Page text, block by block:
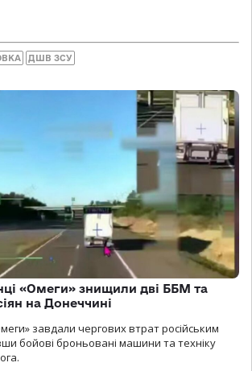
ДШВ ЗСУ
«Омеги» знищили дві ББМ та
на Донеччині
завдали чергових втрат російським
бойові броньовані машини та техніку